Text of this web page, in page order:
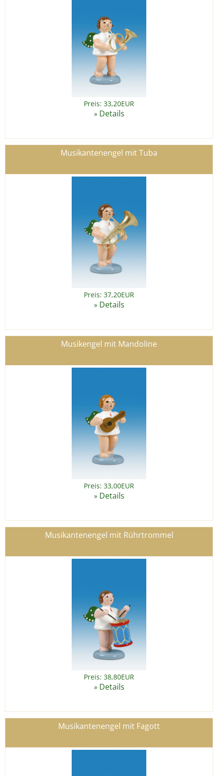
Preis: 33,20EUR
» Details
Musikantenengel mit Tuba
Preis: 37,20EUR
» Details
Musikengel mit Mandoline
Preis: 33,00EUR
» Details
Musikantenengel mit Rührtrommel
Preis: 38,80EUR
» Details
Musikantenengel mit Fagott